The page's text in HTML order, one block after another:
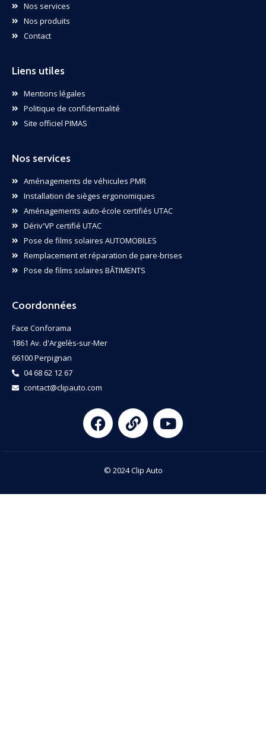
Nos services
Nos produits
Contact
Liens utiles
Mentions légales
Politique de confidentialité
Site officiel PIMAS
Nos services
Aménagements de véhicules PMR
Installation de sièges ergonomiques
Aménagements auto-école certifiés UTAC
Dériv'VP certifié UTAC
Pose de films solaires AUTOMOBILES
Remplacement et réparation de pare-brises
Pose de films solaires BÂTIMENTS
Coordonnées
Face Conforama
1861 Av. d'Argelès-sur-Mer
66100 Perpignan
04 68 62 12 67
contact@clipauto.com
© 2024 Clip Auto